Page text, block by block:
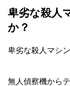
卑劣な殺人
か？
卑劣な殺人マシ
無人偵察機から